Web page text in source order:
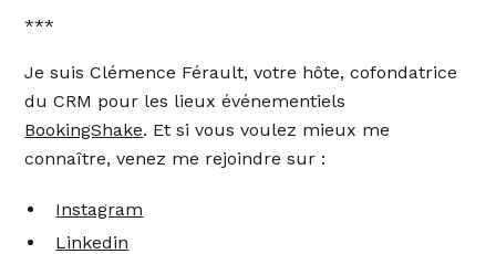
***
Je suis Clémence Férault, votre hôte, cofondatrice
du CRM pour les lieux événementiels
BookingShake. Et si vous voulez mieux me
connaître, venez me rejoindre sur :
Instagram
Linkedin